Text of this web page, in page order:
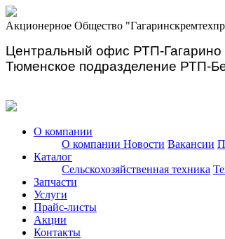
Акционерное Общество
Центральный офис РТП-Гагарино
Тюменское подразделение РТП-
О компании
О компании Новости Вакансии
Каталог
Сельскохозяйственная техника
Запчасти
Услуги
Прайс-листы
Акции
Контакты